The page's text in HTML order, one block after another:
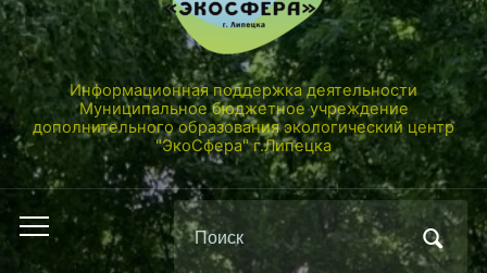
Информационная поддержка деятельности
Муниципальное бюджетное учреждение
дополнительного образования экологический центр
"ЭкоСфера" г.Липецка
Переключить
мобильное
Поиск
по: